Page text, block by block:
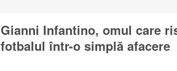
Gianni Infantino, omul care
fotbalul într-o simplă afacere